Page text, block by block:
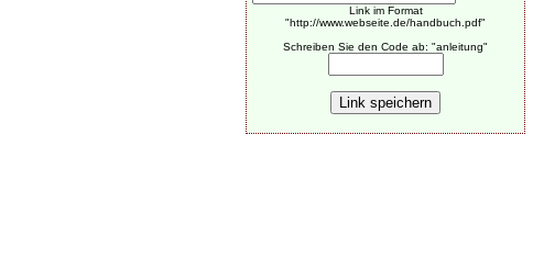
Link im Format
"http://www.webseite.de/handbuch.pdf"
Schreiben Sie den Code ab: "anleitung"